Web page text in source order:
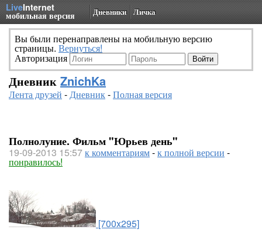
LiveInternet
мобильная версия Дневники Личка
Вы были перенаправлены на мобильную версию
страницы. Вернуться!
Авторизация
Дневник ZnichKa
Лента друзей -Дневник-Полная версия
Полнолуние. Фильм "Юрьев день"
19-09-2013 15:57к комментариям-к полной версии -
понравилось!
[700x295]